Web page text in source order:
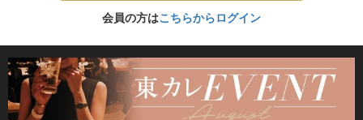
会員の方はこちらからログイン